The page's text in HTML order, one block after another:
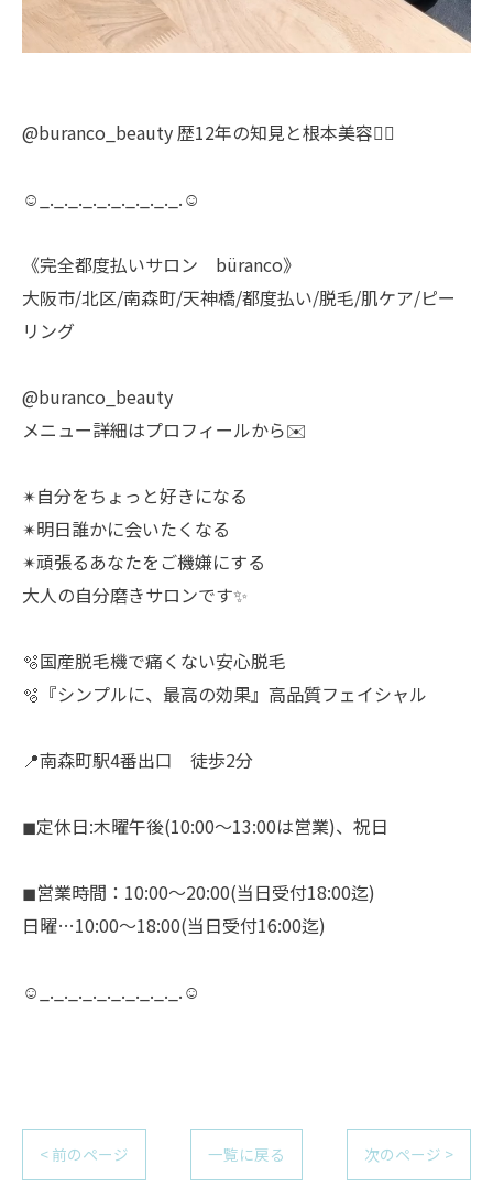
@buranco_beauty 歴12年の知見と根本美容💆‍♀️
☺︎_._._._._._._._._._.☺︎
《完全都度払いサロン büranco》
大阪市/北区/南森町/天神橋/都度払い/脱毛/肌ケア/ピー
リング
@buranco_beauty
メニュー詳細はプロフィールから✉️
✴︎自分をちょっと好きになる
✴︎明日誰かに会いたくなる
✴︎頑張るあなたをご機嫌にする
大人の自分磨きサロンです✨
🫧国産脱毛機で痛くない安心脱毛
🫧『シンプルに、最高の効果』高品質フェイシャル
📍南森町駅4番出口 徒歩2分
◼︎定休日:木曜午後(10:00〜13:00は営業)、祝日
◼︎営業時間：10:00〜20:00(当日受付18:00迄)
日曜…10:00〜18:00(当日受付16:00迄)
☺︎_._._._._._._._._._.☺︎
< 前のページ 一覧に戻る 次のページ >